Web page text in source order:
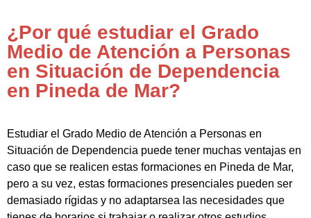
¿Por qué estudiar el Grado
Medio de Atención a Personas
en Situación de Dependencia
en Pineda de Mar?
Estudiar el Grado Medio de Atención a Personas en
Situación de Dependencia puede tener muchas ventajas en
caso que se realicen estas formaciones en Pineda de Mar,
pero a su vez, estas formaciones presenciales pueden ser
demasiado rígidas y no adaptarsea las necesidades que